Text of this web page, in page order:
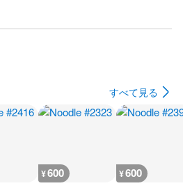
すべて見る
¥600 ¥600